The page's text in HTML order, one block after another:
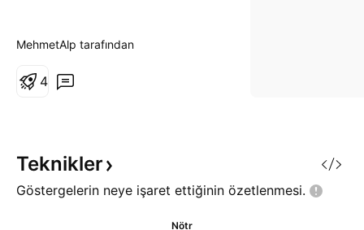
MehmetAlp tarafından
4
Teknikler
Göstergelerin neye işaret ettiğinin özetlenmesi.
Nötr